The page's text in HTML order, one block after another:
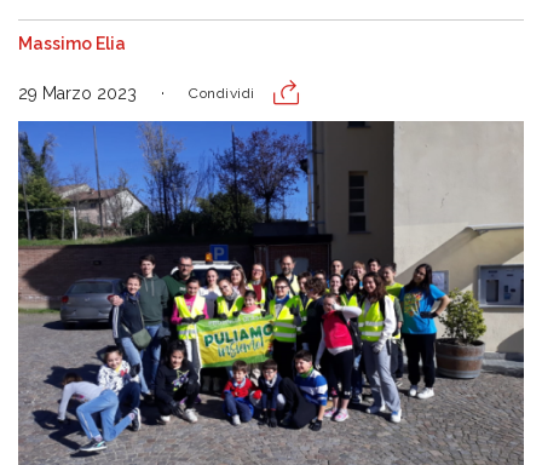
Massimo Elia
29 Marzo 2023 Condividi